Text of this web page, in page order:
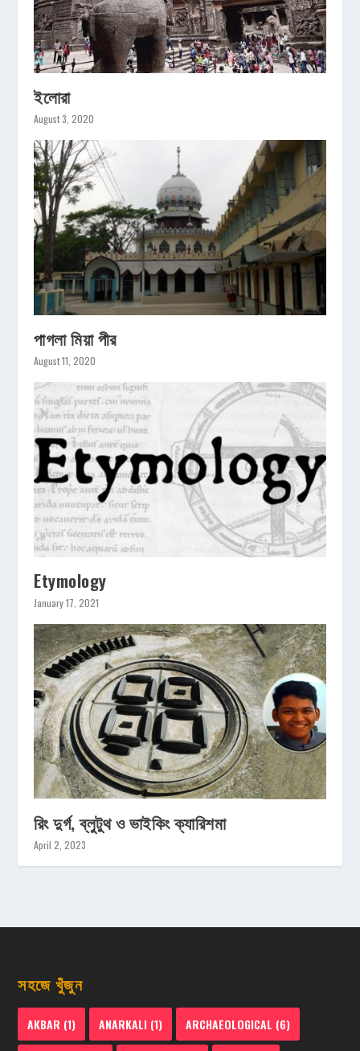
ইলোরা
August 3, 2020
পাগলা মিয়া পীর
August 11, 2020
Etymology
January 17, 2021
রিং দুর্গ, ব্লুটুথ ও ভাইকিং ক্যারিশমা
April 2, 2023
সহজে খুঁজুন
AKBAR (1) ANARKALI (1) ARCHAEOLOGICAL (6)